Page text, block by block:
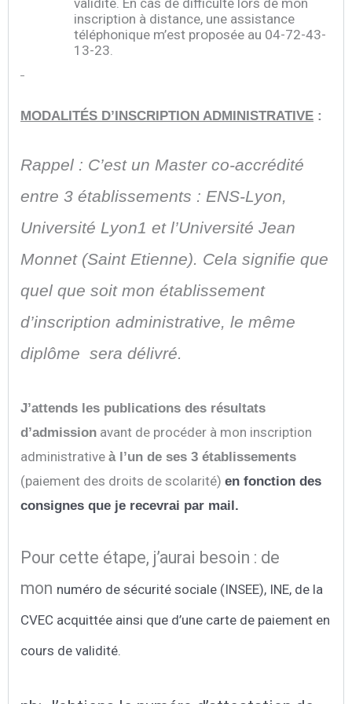
validité. En cas de difficulté lors de mon
inscription à distance, une assistance
téléphonique m’est proposée au 04-72-43-
13-23.
MODALITÉS D’INSCRIPTION ADMINISTRATIVE :
Rappel : C’est un Master co-accrédité
entre 3 établissements : ENS-Lyon,
Université Lyon1 et l’Université Jean
Monnet (Saint Etienne). Cela signifie que
quel que soit mon établissement
d’inscription administrative, le même
diplôme sera délivré.
J’attends les publications des résultats
d’admission avant de procéder à mon inscription
administrative à l’un de ses 3 établissements
(paiement des droits de scolarité) en fonction des
consignes que je recevrai par mail .
Pour cette étape, j’aurai besoin : de
mon numéro de sécurité sociale (INSEE), INE, de la
CVEC acquittée ainsi que d’une carte de paiement en
cours de validité.